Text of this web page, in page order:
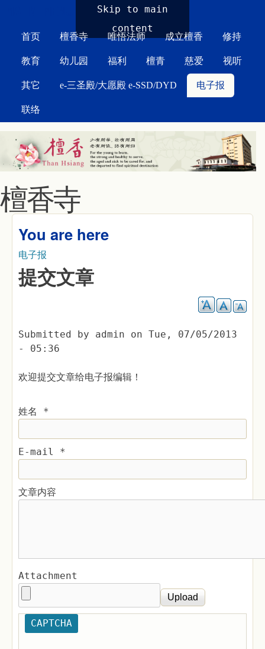
Skip to main
content
首页 檀香寺 唯悟法师 成立檀香 修持
教育 幼儿园 福利 檀青 慈爱 视听
其它 e-三圣殿/大愿殿 e-SSD/DYD 电子报
联络
檀香寺
You are here
电子报
提交文章
Submitted by admin on Tue, 07/05/2013
- 05:36
欢迎提交文章给电子报编辑！
姓名 *
E-mail *
文章内容
Attachment
CAPTCHA